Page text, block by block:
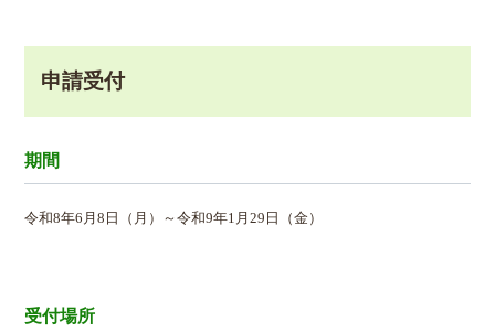
申請受付
期間
令和8年6月8日（月）～令和9年1月29日（金）
受付場所